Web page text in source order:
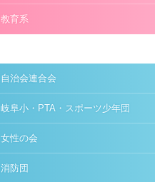
教育系
自治会連合会
岐阜小・PTA・スポーツ少年団
女性の会
消防団